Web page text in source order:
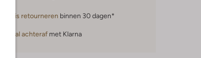
Gratis retourneren binnen 30 dagen*
Betaal achteraf met Klarna